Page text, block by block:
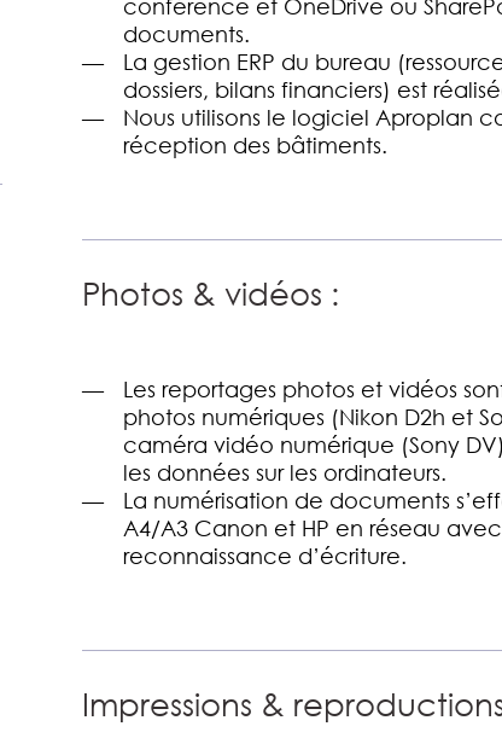
conférence et OneDrive ou
documents.
La gestion ERP du bureau
dossiers, bilans financiers) est
Nous utilisons le logiciel Aproplan
réception des bâtiments.
Photos & vidéos :
Les reportages photos et vidéos
photos numériques (Nikon D2h et
caméra vidéo numérique (Sony
les données sur les ordinateurs.
La numérisation de documents
A4/A3 Canon et HP en réseau
reconnaissance d’écriture.
Impressions &